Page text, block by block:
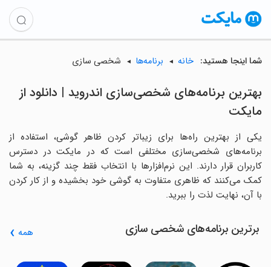
شما اینجا هستید: خانه برنامه‌ها شخصی سازی
بهترین برنامه‌های شخصی‌سازی اندروید | دانلود از
مایکت
یکی از بهترین راه‌ها برای زیباتر کردن ظاهر گوشی، استفاده از
برنامه‌های شخصی‌سازی مختلفی است که در مایکت در دسترس
کاربران قرار دارند. این نرم‌افزارها با انتخاب فقط چند گزینه، به شما
کمک می‌کنند که ظاهری متفاوت به گوشی خود بخشیده و از کار کردن
با آن، نهایت لذت را ببرید.
برترین برنامه‌های شخصی سازی همه